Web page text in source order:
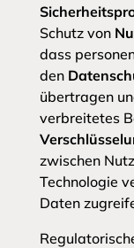
Schutz von
dass
den
übertragen
verbreitetes
zwischen
Technologie
Daten